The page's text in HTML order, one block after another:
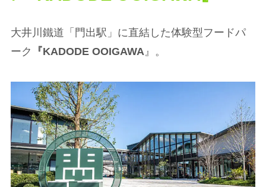
大井川鐵道「門出駅」に直結した体験型フードパ
ーク
『KADODE OOIGAWA 』。